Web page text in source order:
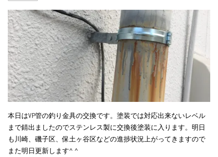
本日はVP管の釣り金具の交換です。塗装では対応出来ないレベル
まで錆出ましたのでステンレス製に交換後塗装に入ります。明日
も川崎、磯子区、保土ヶ谷区などの進捗状況上がってきますので
また明日更新します^ ^